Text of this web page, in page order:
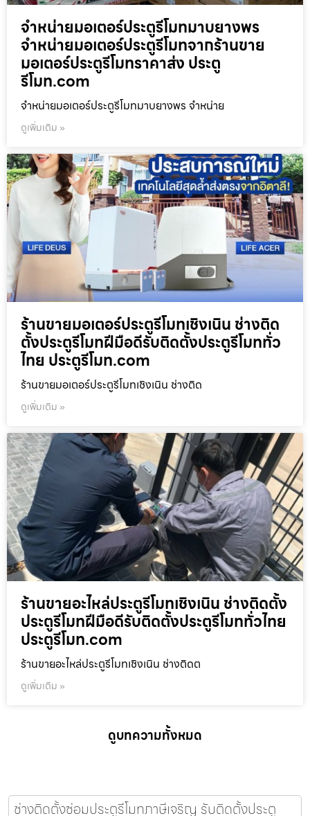
จำหน่ายมอเตอร์ประตูรีโมทมาบยางพร
จำหน่ายมอเตอร์ประตูรีโมทจากร้านขาย
มอเตอร์ประตูรีโมทราคาส่ง ประตู
รีโมท.com
จำหน่ายมอเตอร์ประตูรีโมทมาบยางพร จำหน่าย
ดูเพิ่มเติม »
ร้านขายมอเตอร์ประตูรีโมทเชิงเนิน ช่างติด
ตั้งประตูรีโมทฝีมือดีรับติดตั้งประตูรีโมททั่ว
ไทย ประตูรีโมท.com
ร้านขายมอเตอร์ประตูรีโมทเชิงเนิน ช่างติด
ดูเพิ่มเติม »
ร้านขายอะไหล่ประตูรีโมทเชิงเนิน ช่างติดตั้ง
ประตูรีโมทฝีมือดีรับติดตั้งประตูรีโมททั่วไทย
ประตูรีโมท.com
ร้านขายอะไหล่ประตูรีโมทเชิงเนิน ช่างติดต
ดูเพิ่มเติม »
ดูบทความทั้งหมด
ช่างติดตั้งซ่อมประตูรีโมทภาษีเจริญ รับติดตั้งประตู